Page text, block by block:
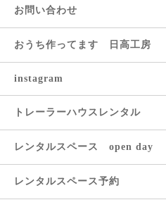
お問い合わせ
おうち作ってます 日高工房
instagram
トレーラーハウスレンタル
レンタルスペース open day
レンタルスペース予約